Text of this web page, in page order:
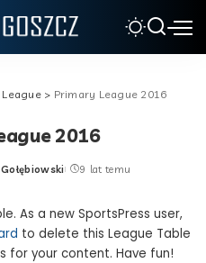
> Primary League 2016
2016
9 lat temu
As a new SportsPress user,
to delete this League Table
for your content. Have fun!